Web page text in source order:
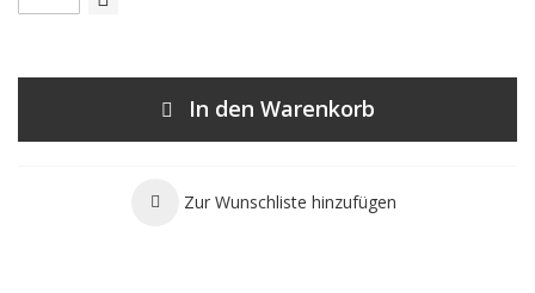
In den Warenkorb
Zur Wunschliste hinzufügen